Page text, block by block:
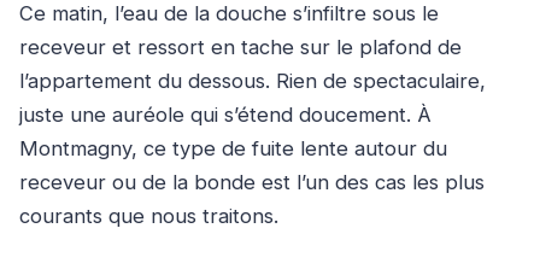
Ce matin, l’eau de la douche s’infiltre sous le
receveur et ressort en tache sur le plafond de
l’appartement du dessous. Rien de spectaculaire,
juste une auréole qui s’étend doucement. À
Montmagny, ce type de fuite lente autour du
receveur ou de la bonde est l’un des cas les plus
courants que nous traitons.